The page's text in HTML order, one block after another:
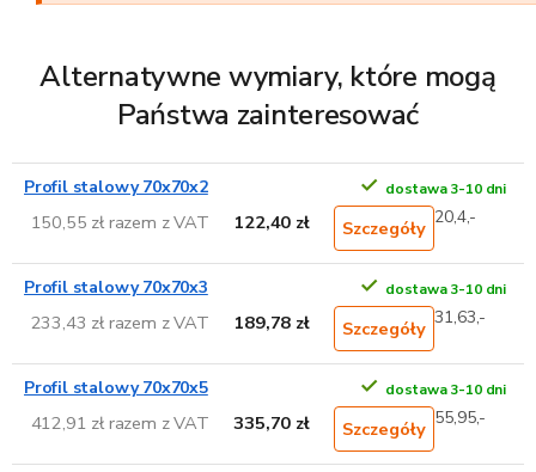
Alternatywne wymiary, które mogą
Państwa zainteresować
Profil stalowy 70x70x2 dostawa 3-10 dni
150,55 zł razem z VAT 122,40 zł Szczegóły 20,4,-
Profil stalowy 70x70x3 dostawa 3-10 dni
233,43 zł razem z VAT 189,78 zł Szczegóły 31,63,-
Profil stalowy 70x70x5 dostawa 3-10 dni
412,91 zł razem z VAT 335,70 zł Szczegóły 55,95,-